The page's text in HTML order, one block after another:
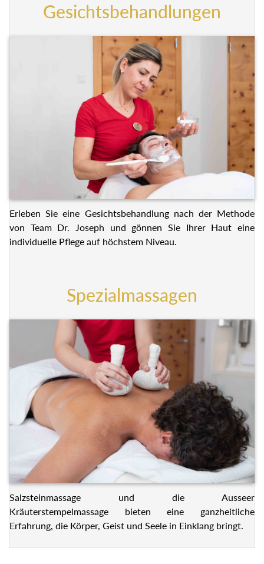
Gesichtsbehandlungen
Erleben Sie eine Gesichtsbehandlung nach der Methode
von Team Dr. Joseph und gönnen Sie Ihrer Haut eine
individuelle Pflege auf höchstem Niveau.
Spezialmassagen
Salzsteinmassage und die Ausseer
Kräuterstempelmassage bieten eine ganzheitliche
Erfahrung, die Körper, Geist und Seele in Einklang bringt.